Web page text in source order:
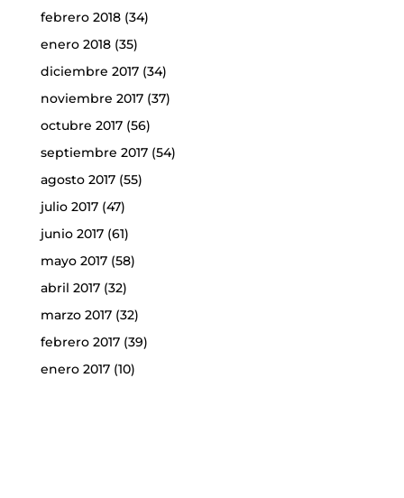
febrero 2018(34)
enero 2018(35)
diciembre 2017(34)
noviembre 2017(37)
octubre 2017(56)
septiembre 2017(54)
agosto 2017(55)
julio 2017(47)
junio 2017(61)
mayo 2017(58)
abril 2017(32)
marzo 2017(32)
febrero 2017(39)
enero 2017(10)